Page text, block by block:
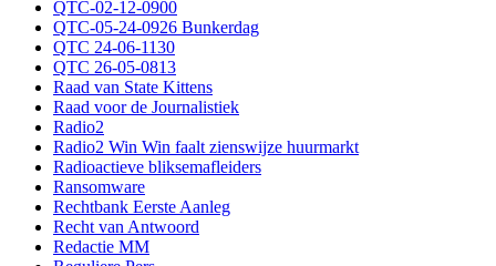
QTC-02-12-0900
QTC-05-24-0926 Bunkerdag
QTC 24-06-1130
QTC 26-05-0813
Raad van State Kittens
Raad voor de Journalistiek
Radio2
Radio2 Win Win faalt zienswijze huurmarkt
Radioactieve bliksemafleiders
Ransomware
Rechtbank Eerste Aanleg
Recht van Antwoord
Redactie MM